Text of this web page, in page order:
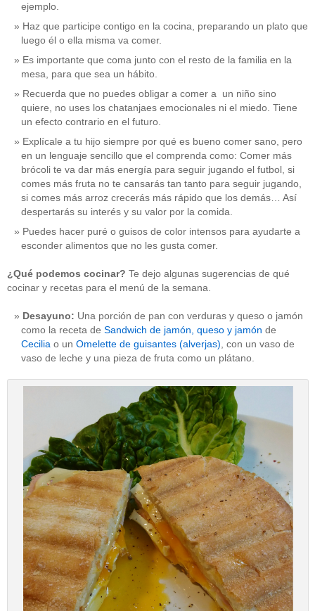
ejemplo.
Haz que participe contigo en la cocina, preparando un plato que
luego él o ella misma va comer.
Es importante que coma junto con el resto de la familia en la
mesa, para que sea un hábito.
Recuerda que no puedes obligar a comer a un niño sino
quiere, no uses los chatanjaes emocionales ni el miedo. Tiene
un efecto contrario en el futuro.
Explícale a tu hijo siempre por qué es bueno comer sano, pero
en un lenguaje sencillo que el comprenda como: Comer más
brócoli te va dar más energía para seguir jugando el futbol, si
comes más fruta no te cansarás tan tanto para seguir jugando,
si comes más arroz crecerás más rápido que los demás… Así
despertarás su interés y su valor por la comida.
Puedes hacer puré o guisos de color intensos para ayudarte a
esconder alimentos que no les gusta comer.
¿Qué podemos cocinar? Te dejo algunas sugerencias de qué
cocinar y recetas para el menú de la semana.
Desayuno: Una porción de pan con verduras y queso o jamón
como la receta de Sandwich de jamón, queso y jamón de
Cecilia o un Omelette de guisantes (alverjas), con un vaso de
vaso de leche y una pieza de fruta como un plátano.